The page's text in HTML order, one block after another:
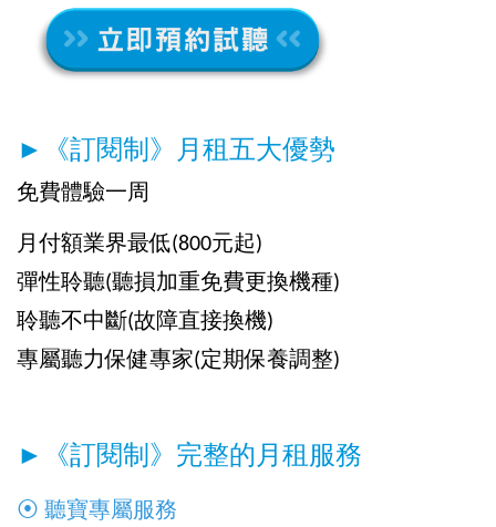
►《訂閱制》月租五大優勢
免費體驗一周
月付額業界最低(800元起)
彈性聆聽(聽損加重免費更換機種)
聆聽不中斷(故障直接換機)
專屬聽力保健專家(定期保養調整)
►《訂閱制》完整的月租服務
⦿ 聽寶專屬服務